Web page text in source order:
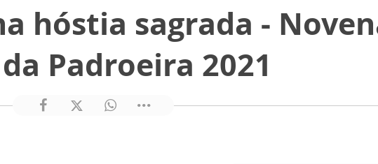
hóstia sagrada -
Padroeira 2021